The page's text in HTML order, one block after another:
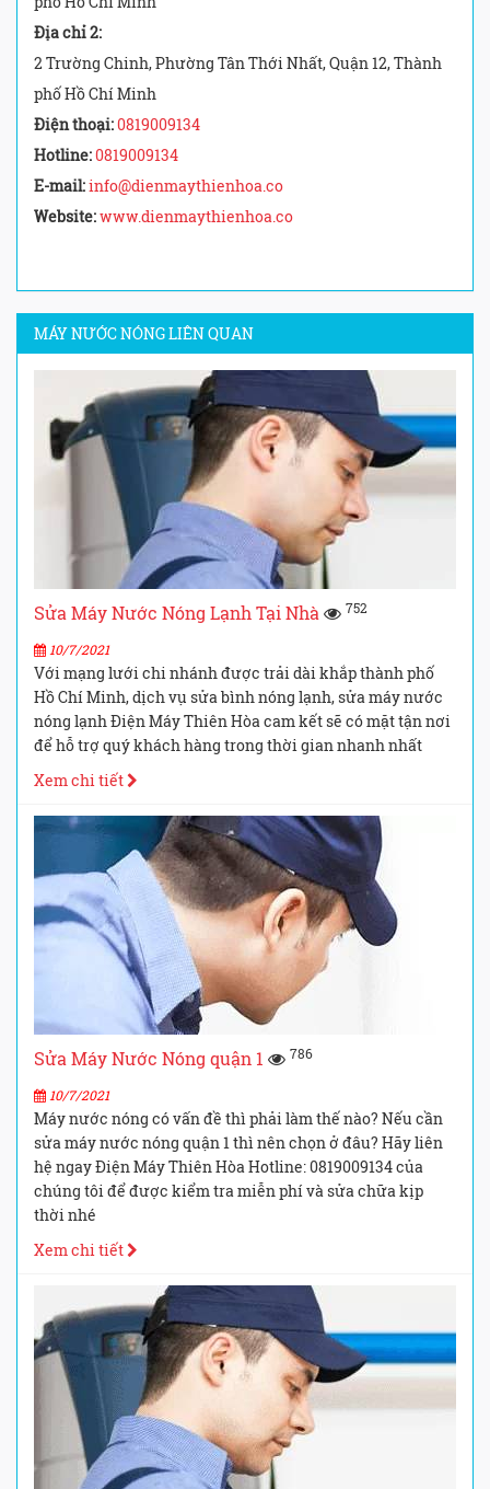
Địa chỉ 2:
2 Trường Chinh, Phường Tân Thới Nhất, Quận 12, Thành
phố Hồ Chí Minh
Điện thoại:0819009134
Hotline:0819009134
E-mail:info@dienmaythienhoa.co
Website:www.dienmaythienhoa.co
MÁY NƯỚC NÓNG LIÊN QUAN
Sửa Máy Nước Nóng Lạnh Tại Nhà 752
10/7/2021
Với mạng lưới chi nhánh được trải dài khắp thành phố
Hồ Chí Minh, dịch vụ sửa bình nóng lạnh, sửa máy nước
nóng lạnh Điện Máy Thiên Hòa cam kết sẽ có mặt tận nơi
để hỗ trợ quý khách hàng trong thời gian nhanh nhất
Xem chi tiết
Sửa Máy Nước Nóng quận 1 786
10/7/2021
Máy nước nóng có vấn đề thì phải làm thế nào? Nếu cần
sửa máy nước nóng quận 1 thì nên chọn ở đâu? Hãy liên
hệ ngay Điện Máy Thiên Hòa Hotline: 0819009134 của
chúng tôi để được kiểm tra miễn phí và sửa chữa kịp
thời nhé
Xem chi tiết